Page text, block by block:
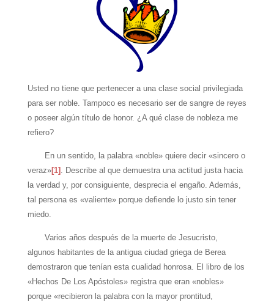
Usted no tiene que pertenecer a una clase social privilegiada
para ser noble. Tampoco es necesario ser de sangre de reyes
o poseer algún título de honor. ¿A qué clase de nobleza me
refiero?
En un sentido, la palabra «noble» quiere decir «sincero o
veraz»[1] . Describe al que demuestra una actitud justa hacia
la verdad y, por consiguiente, desprecia el engaño. Además,
tal persona es «valiente» porque defiende lo justo sin tener
miedo.
Varios años después de la muerte de Jesucristo,
algunos habitantes de la antigua ciudad griega de Berea
demostraron que tenían esta cualidad honrosa. El libro de los
«Hechos De Los Apóstoles» registra que eran «nobles»
porque «recibieron la palabra con la mayor prontitud,